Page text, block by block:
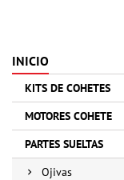
INICIO
KITS DE COHETES
MOTORES COHETE
PARTES SUELTAS
Ojivas